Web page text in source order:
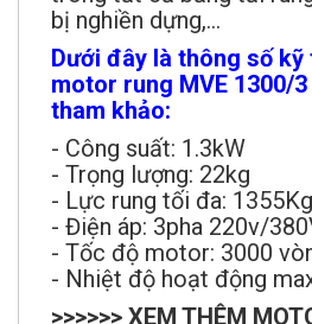
bị nghiền dựng,...
Dưới đây là thông số kỹ
motor rung MVE 1300/
tham khảo:
- Công suất: 1.3kW
- Trọng lượng: 22kg
- Lực rung tối đa: 1355Kg
- Điện áp: 3pha 220v/
- Tốc độ motor: 3000
- Nhiệt độ hoạt động
>>>>>> XEM THÊM